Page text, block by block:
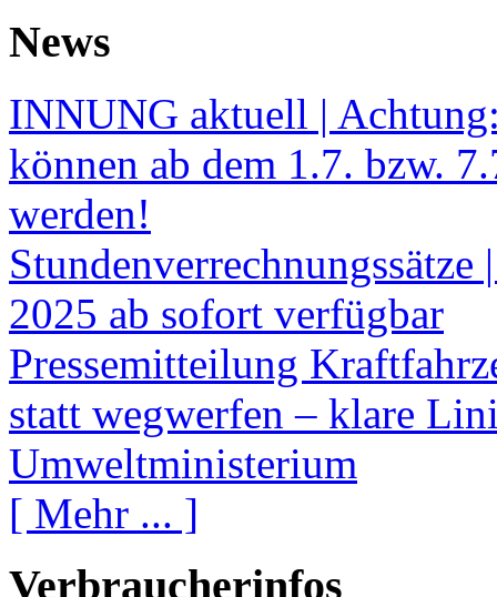
News
INNUNG aktuell |
können ab dem 1.7. bzw.
werden!
2025 ab sofort verfügbar
Pressemitteilung
statt wegwerfen – klare
Umweltministerium
[ Mehr ... ]
Verbraucherinfos